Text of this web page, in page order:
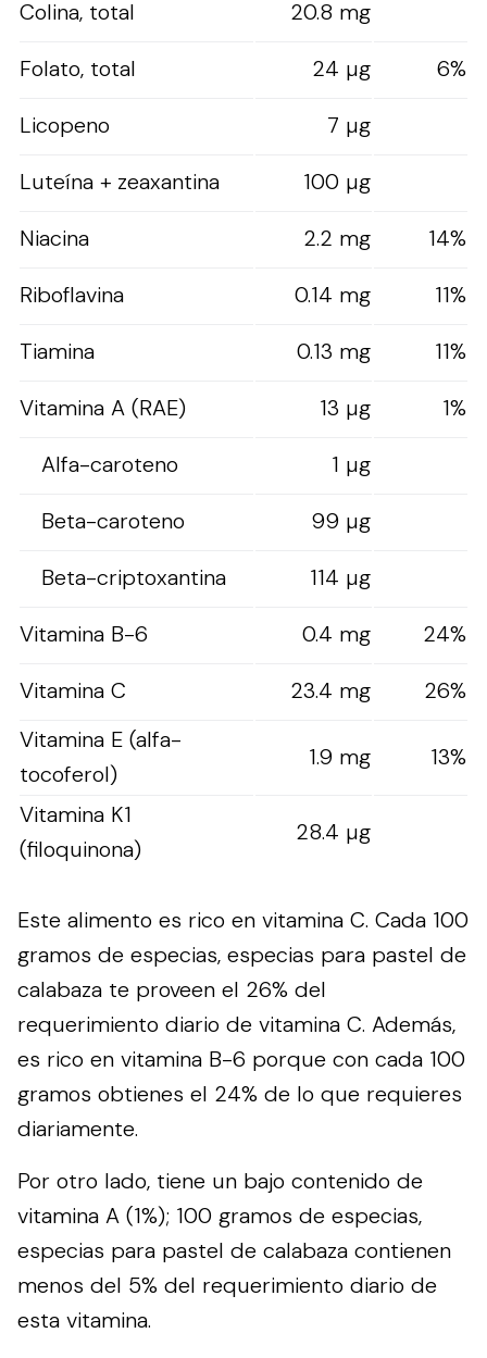
Colina, total
20.8 mg
Folato, total
24 µg
6%
Licopeno
7 µg
Luteína + zeaxantina
100 µg
Niacina
2.2 mg
14%
Riboflavina
0.14 mg
11%
Tiamina
0.13 mg
11%
Vitamina A (RAE)
13 µg
1%
Alfa-caroteno
1 µg
Beta-caroteno
99 µg
Beta-criptoxantina
114 µg
Vitamina B-6
0.4 mg
24%
Vitamina C
23.4 mg
26%
Vitamina E (alfa-
tocoferol)
1.9 mg 13%
Vitamina K1
(filoquinona)
28.4 µg
Este alimento es rico en vitamina C. Cada 100
gramos de especias, especias para pastel de
calabaza te proveen el 26% del
requerimiento diario de vitamina C. Además,
es rico en vitamina B-6 porque con cada 100
gramos obtienes el 24% de lo que requieres
diariamente.
Por otro lado, tiene un bajo contenido de
vitamina A (1%); 100 gramos de especias,
especias para pastel de calabaza contienen
menos del 5% del requerimiento diario de
esta vitamina.